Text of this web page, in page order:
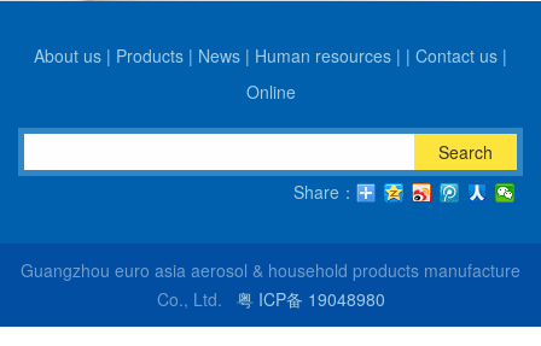
About us | Products | News | Human resources | | Contact us |
Online
Search
Share：
Guangzhou euro asia aerosol & household products manufacture
Co., Ltd.
粤 ICP备 19048980